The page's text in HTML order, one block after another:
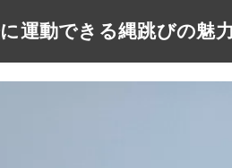
運動できる縄跳びの魅